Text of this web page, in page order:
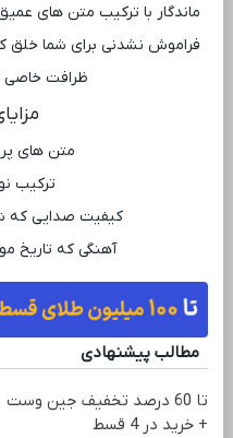
ماندگار با ترکیب متن‌ های
فراموش ‌نشدنی برای شما خلق
ظرافت
متن‌ های
ترکیب
کیفیت صدایی که
آهنگی که تاریخ
مطالب پیشنهادی
تا 60 درصد تخفیف جین وست
+ خرید در 4 قسط